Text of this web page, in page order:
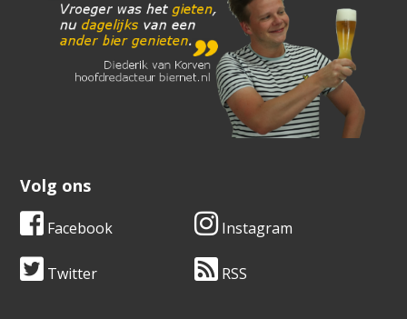
Volg ons
Facebook Instagram
Twitter RSS